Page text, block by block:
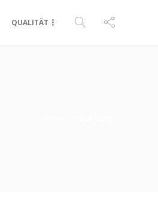
QUALITÄT